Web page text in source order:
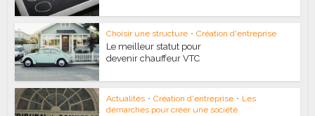
Choisir une structure • Création d'entreprise
Le meilleur statut pour
devenir chauffeur VTC
Actualités • Création d'entreprise • Les
démarches pour créer une société